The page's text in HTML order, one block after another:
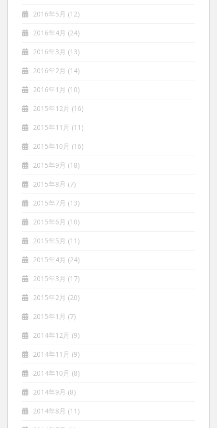
2016年5月 (12)
2016年4月 (24)
2016年3月 (13)
2016年2月 (14)
2016年1月 (10)
2015年12月 (16)
2015年11月 (11)
2015年10月 (16)
2015年9月 (18)
2015年8月 (7)
2015年7月 (13)
2015年6月 (10)
2015年5月 (11)
2015年4月 (24)
2015年3月 (17)
2015年2月 (20)
2015年1月 (7)
2014年12月 (9)
2014年11月 (9)
2014年10月 (8)
2014年9月 (8)
2014年8月 (11)